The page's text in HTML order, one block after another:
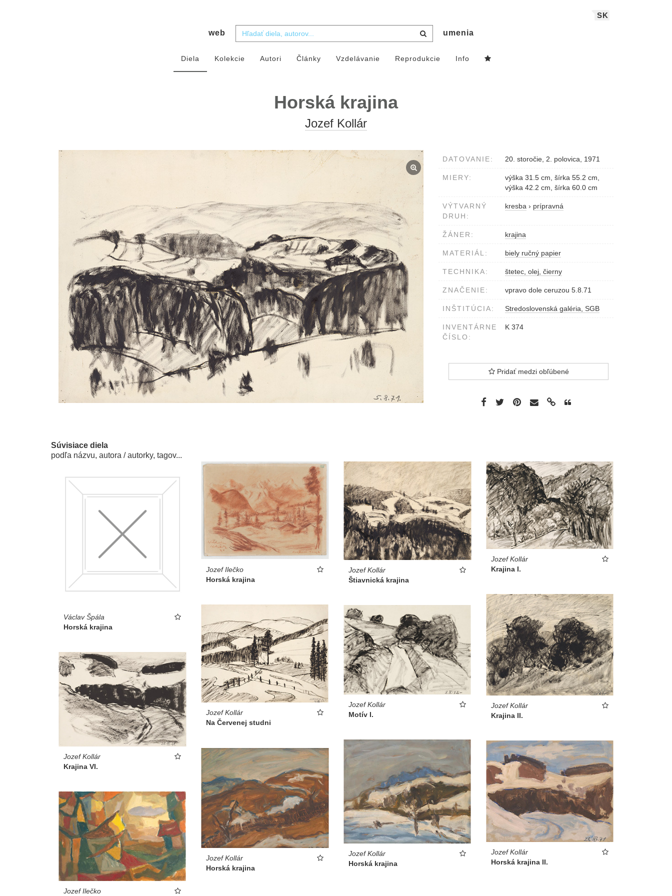
SK
web umenia
Diela Kolekcie Autori Články Vzdelávanie Reprodukcie Info
Horská krajina
Jozef Kollár
DATOVANIE: 20. storočie, 2. polovica, 1971
MIERY:
výška 31.5 cm, šírka 55.2 cm,
výška 42.2 cm, šírka 60.0 cm
VÝTVARNÝ
DRUH:
kresba › prípravná
ŽÁNER: krajina
MATERIÁL: biely ručný papier
TECHNIKA: štetec, olej, čierny
ZNAČENIE: vpravo dole ceruzou 5.8.71
INŠTITÚCIA: Stredoslovenská galéria, SGB
INVENTÁRNE
ČÍSLO:
K 374
Pridať medzi obľúbené
Súvisiace diela
podľa názvu, autora / autorky, tagov...
Václav Špála
Horská krajina
Jozef Ilečko
Horská krajina
Jozef Kollár
Štiavnická krajina
Jozef Kollár
Krajina I.
Jozef Kollár
Krajina II.
Jozef Kollár
Na Červenej studni
Jozef Kollár
Motív I.
Jozef Kollár
Krajina VI.
Jozef Kollár
Horská krajina
Jozef Kollár
Horská krajina II.
Jozef Kollár
Horská krajina
Jozef Ilečko